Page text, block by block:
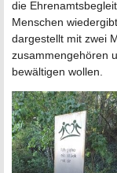
die
Menschen
dargestellt mit zwei
zusammengehören
bewältigen wollen.